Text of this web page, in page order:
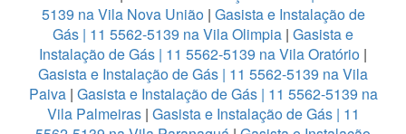
5139 na Vila Nova União| Gasista e Instalação de
Gás | 11 5562-5139 na Vila Olimpia | Gasista e
Instalação de Gás | 11 5562-5139 na Vila Oratório |
Gasista e Instalação de Gás | 11 5562-5139 na Vila
Paiva| Gasista e Instalação de Gás | 11 5562-5139 na
Vila Palmeiras| Gasista e Instalação de Gás | 11